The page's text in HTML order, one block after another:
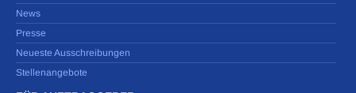
News
Presse
Neueste Ausschreibungen
Stellenangebote